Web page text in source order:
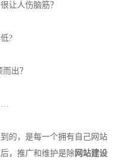
让人伤脑筋？
?
出？
的，是每一个拥有自己网站
，推广和维护是除 网站建设